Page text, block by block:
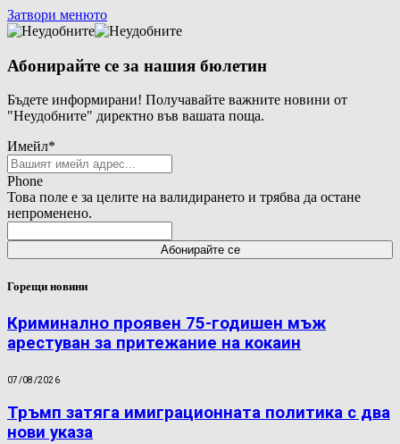
Затвори менюто
Абонирайте се за нашия бюлетин
Бъдете информирани! Получавайте важните новини от
"Неудобните" директно във вашата поща.
Имейл*
Phone
Това поле е за целите на валидирането и трябва да остане
непроменено.
Горещи новини
Криминално проявен 75-годишен мъж
арестуван за притежание на кокаин
07/08/2026
Тръмп затяга имиграционната политика с два
нови указа